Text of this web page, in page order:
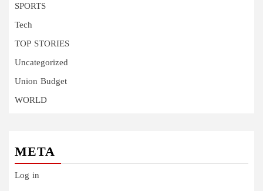
SPORTS
Tech
TOP STORIES
Uncategorized
Union Budget
WORLD
META
Log in